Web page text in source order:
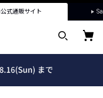
式通販サイト